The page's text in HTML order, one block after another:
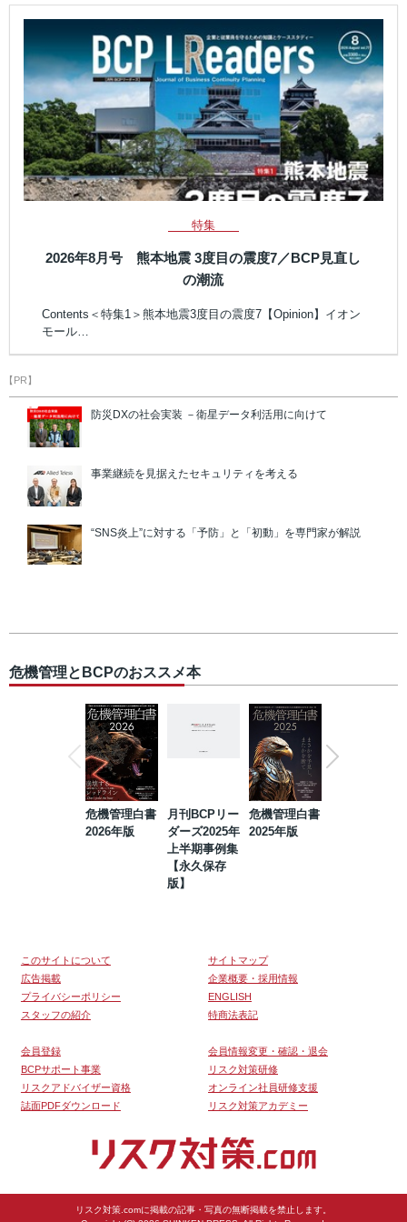
特集
2026年8月号 熊本地震 3度目の震度7／BCP見直し
の潮流
Contents＜特集1＞熊本地震3度目の震度7【Opinion】イオン
モール…
【PR】
防災DXの社会実装 －衛星データ利活用に向けて
事業継続を見据えたセキュリティを考える
“SNS炎上”に対する「予防」と「初動」を専門家が解説
危機管理とBCPのおススメ本
危機管理白書
2026年版
月刊BCPリー
ダーズ2025年
上半期事例集
【永久保存
版】
危機管理白書
2025年版
このサイトについて
サイトマップ
広告掲載
企業概要・採用情報
プライバシーポリシー
ENGLISH
スタッフの紹介
特商法表記
会員登録
会員情報変更・確認・退会
BCPサポート事業
リスク対策研修
リスクアドバイザー資格
オンライン社員研修支援
誌面PDFダウンロード
リスク対策アカデミー
リスク対策.comに掲載の記事・写真の無断掲載を禁止します。